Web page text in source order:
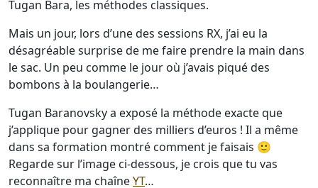
Tugan Bara, les méthodes classiques.
Mais un jour, lors d’une des sessions RX, j’ai eu la
désagréable surprise de me faire prendre la main dans
le sac. Un peu comme le jour où j’avais piqué des
bombons à la boulangerie…
Tugan Baranovsky a exposé la méthode exacte que
j’applique pour gagner des milliers d’euros ! Il a même
dans sa formation montré comment je faisais 🙂
Regarde sur l’image ci-dessous, je crois que tu vas
reconnaître ma chaîneYT…